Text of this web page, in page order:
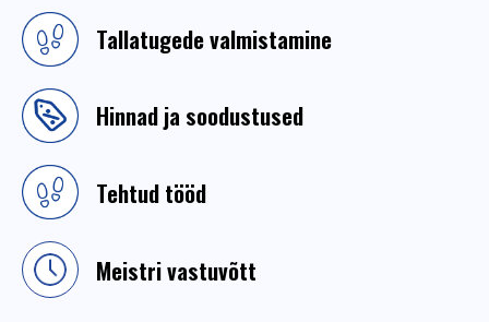
Tallatugede valmistamine
Hinnad ja soodustused
Tehtud tööd
Meistri vastuvõtt